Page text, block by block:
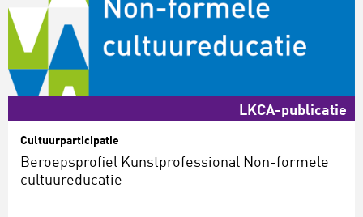
LKCA-publicatie
Cultuurparticipatie
Beroepsprofiel Kunstprofessional Non-formele
cultuureducatie